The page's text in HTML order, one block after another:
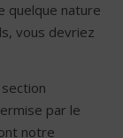
quelque nature
vous devriez
par le
notre